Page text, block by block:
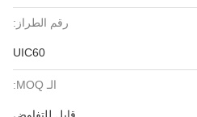
رقم الطراز:
UIC60
الـ MOQ: